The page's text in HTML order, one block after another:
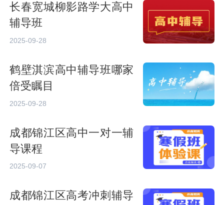
长春宽城柳影路学大高中
辅导班
2025-09-28
鹤壁淇滨高中辅导班哪家
倍受瞩目
2025-09-28
成都锦江区高中一对一辅
导课程
2025-09-07
成都锦江区高考冲刺辅导